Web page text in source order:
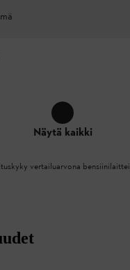
Näytä kaikki
vertailuarvona